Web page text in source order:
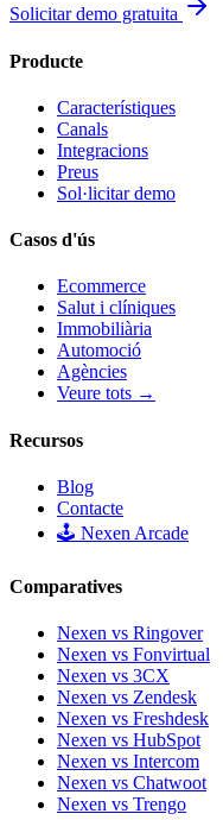
Solicitar demo gratuita
Producte
Característiques
Canals
Integracions
Preus
Sol·licitar demo
Casos d'ús
Ecommerce
Salut i clíniques
Immobiliària
Automoció
Agències
Veure tots →
Recursos
Blog
Contacte
🕹️ Nexen Arcade
Comparatives
Nexen vs Ringover
Nexen vs Fonvirtual
Nexen vs 3CX
Nexen vs Zendesk
Nexen vs Freshdesk
Nexen vs HubSpot
Nexen vs Intercom
Nexen vs Chatwoot
Nexen vs Trengo